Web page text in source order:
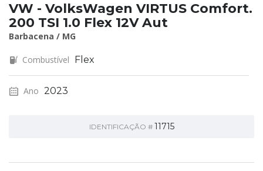
VW - VolksWagen VIRTUS Comfort.
200 TSI 1.0 Flex 12V Aut
Barbacena / MG
Combustível Flex
Ano 2023
IDENTIFICAÇÃO # 11715